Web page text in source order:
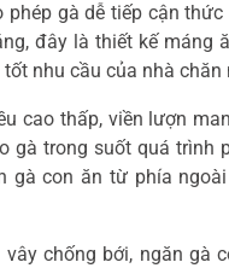
phép gà dễ tiếp cận
đây là thiết kế máng
nhu cầu của nhà chăn
cao thấp, viền lượn
gà trong suốt quá trình
gà con ăn từ phía
vây chống bới, ngăn gà